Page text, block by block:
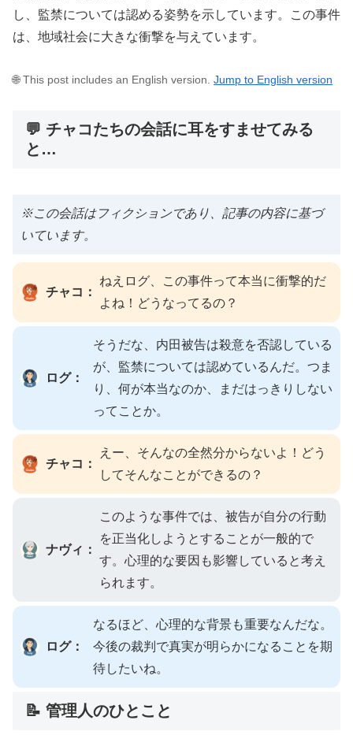
し、監禁については認める姿勢を示しています。この事件
は、地域社会に大きな衝撃を与えています。
🌐 This post includes an English version. Jump to English version
💬 チャコたちの会話に耳をすませてみる
と…
※この会話はフィクションであり、記事の内容に基づ
いています。
チャコ：
ねえログ、この事件って本当に衝撃的だ
よね！どうなってるの？
ログ：
そうだな、内田被告は殺意を否認している
が、監禁については認めているんだ。つま
り、何が本当なのか、まだはっきりしない
ってことか。
チャコ：
えー、そんなの全然分からないよ！どう
してそんなことができるの？
ナヴィ：
このような事件では、被告が自分の行動
を正当化しようとすることが一般的で
す。心理的な要因も影響していると考え
られます。
ログ：
なるほど、心理的な背景も重要なんだな。
今後の裁判で真実が明らかになることを期
待したいね。
📝 管理人のひとこと